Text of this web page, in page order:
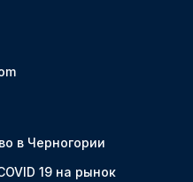
в Черногории
19 на рынок